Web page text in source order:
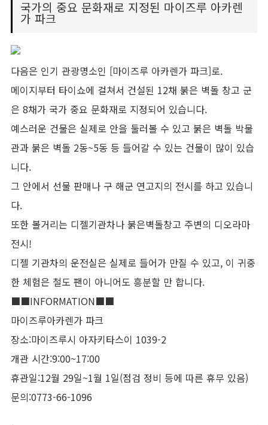
국가의 중요 문화재로 지정된 마이즈루 아카렌
가 파크
다음은 인기 관광명소인 [마이즈루 아카렌가 파크]로.
메이지부터 타이쇼에 걸쳐서 건설된 12채 붉은 벽돌 창고 군
은 8채가 국가 중요 문화재로 지정되어 있습니다.
예스러운 건물은 실제로 안을 둘러볼 수 있고 붉은 벽돌 박물
관과 붉은 벽돌 2동~5동 등 들어갈 수 있는 건물이 많이 있습
니다.
그 안에서 선물 판매나 구 해군 연고지의 전시를 하고 있습니
다.
또한 볼거리는 디젤기관차나 붉은벽돌창고 주변의 디오라마
전시!
디젤 기관차의 운전실은 실제로 들어가 만질 수 있고, 이 귀중
한 체험은 철도 팬이 아니어도 흥분할 만 합니다.
■■INFORMATION■■
마이즈루아카렌가 파크
장소:마이즈루시 아자키타스이 1039-2
개관 시간:9:00~17:00
휴관일:12월 29일~1월 1일(점검 정비 등에 따른 휴무 있음)
문의:0773-66-1096